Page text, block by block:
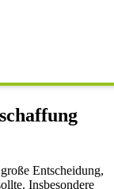
Entscheidung,
Insbesondere